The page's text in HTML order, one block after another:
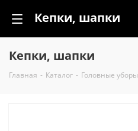
Кепки, шапки
Кепки, шапки
Главная - Каталог - Головные уборы